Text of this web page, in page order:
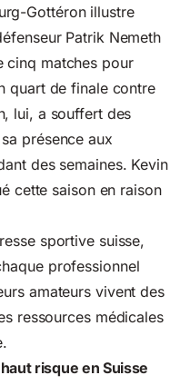
Gottéron illustre
Patrik Nemeth
cinq matches pour
quart de finale contre
lui, a souffert des
présence aux
des semaines. Kevin
cette saison en raison
sportive suisse,
professionnel
amateurs vivent des
ressources médicales
risque en Suisse